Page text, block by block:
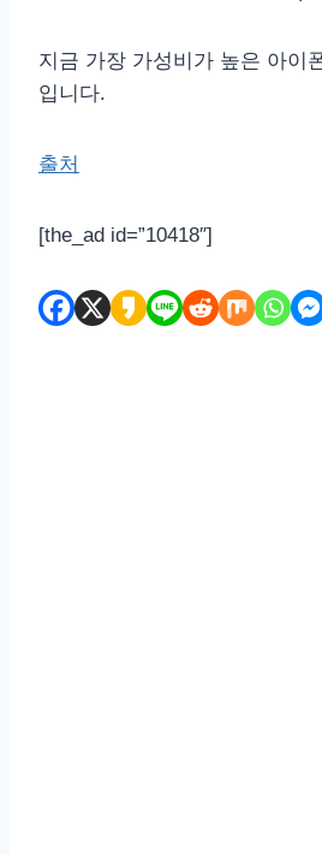
지금 가장 가성비가 높은 아이
입니다.
출처
[the_ad id=”10418″]